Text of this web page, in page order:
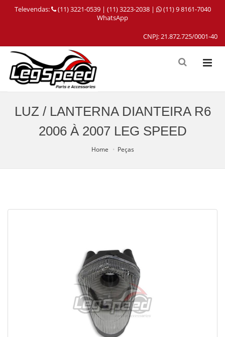
Televendas: (11) 3221-0539 | (11) 3223-2038 |
(11) 9 8161-7040
WhatsApp
CNPJ: 21.872.725/0001-40
LUZ / LANTERNA DIANTEIRA R6
2006 À 2007 LEG SPEED
Home Peças